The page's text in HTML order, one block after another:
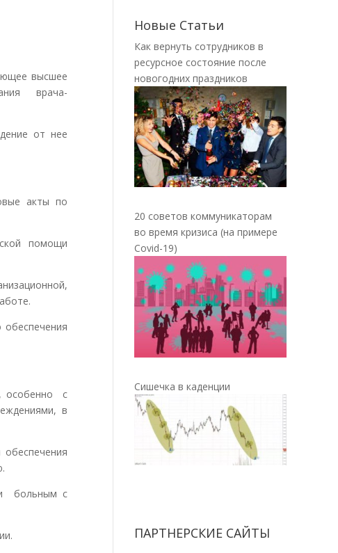
высшее
врача-
от нее
акты по
помощи
особенно с
в
больным с
Новые Статьи
Как вернуть сотрудников в
ресурсное состояние после
новогодних праздников
20 советов коммуникаторам
во время кризиса (на примере
Covid-19)
Сишечка в каденции
ПАРТНЕРСКИЕ САЙТЫ